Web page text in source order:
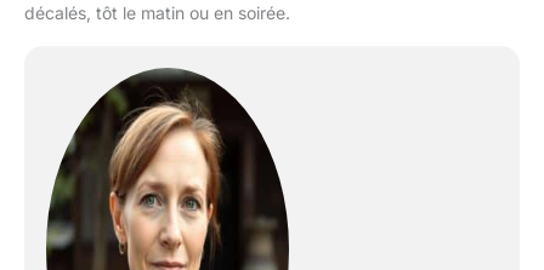
décalés, tôt le matin ou en soirée.